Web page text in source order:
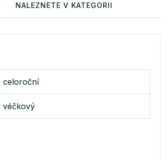
NALEZNETE V KATEGORII
celoroční
véčkový